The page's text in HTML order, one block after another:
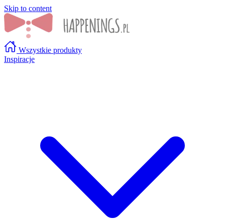
Skip to content
Wszystkie produkty
Inspiracje